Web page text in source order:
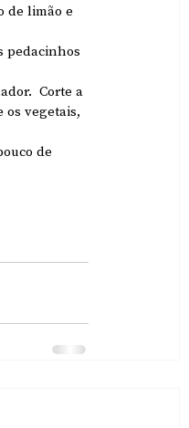
de limão e
pedacinhos
Corte a
vegetais,
de